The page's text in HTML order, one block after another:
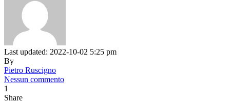
Last updated: 2022-10-02 5:25 pm
By
Pietro Ruscigno
Nessun commento
1
Share